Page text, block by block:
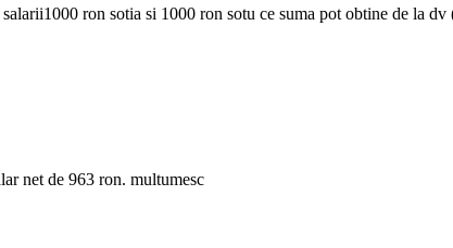
ron sotia si 1000 ron sotu ce suma pot obtine de la
net de 963 ron. multumesc